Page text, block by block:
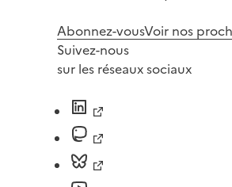
Abonnez-vousVoir nos
Suivez-nous
sur les réseaux sociaux